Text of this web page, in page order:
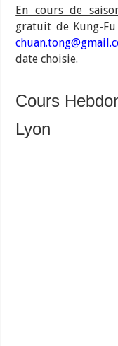
En cours de
gratuit de Kung-
date choisie.
Cours
Lyon